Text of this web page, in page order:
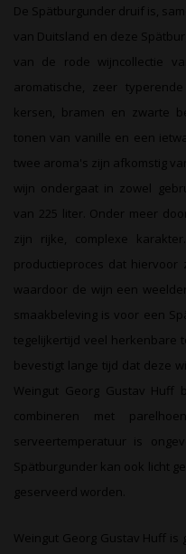
De Spätburgunder druif is,
van Duitsland en deze
van de rode wijncollectie
aromatische, zeer
kersen, bramen en zwarte
tonen van vanille en een
twee aroma's zijn afkomstig
wijn ondergaat in zowel
van 225 liter. Onder meer
zijn rijke, complexe
productieproces dat
waardoor de wijn een
smaakbeleving is voor een
tegelijkertijd veel herkenbare
bevestigt lange tijd dat deze
Weingut Georg Gustav Huff
combineren met
serveertemperatuur is
Spätburgunder kan ook licht
geserveerd worden.
Weingut Georg Gustav Huff is